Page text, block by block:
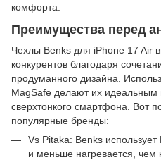
комфорта.
Преимущества перед
Чехлы Benks для iPhone 17 Air
конкурентов благодаря
продуманного дизайна.
MagSafe делают их идеальным
сверхтонкого смартфона. Вот
популярные бренды:
Vs Pitaka: Benks
и меньше нагревается, чем